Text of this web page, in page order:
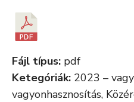
Fájl típus: pdf
Ketegóriák: 2023 –
vagyonhasznosítás,